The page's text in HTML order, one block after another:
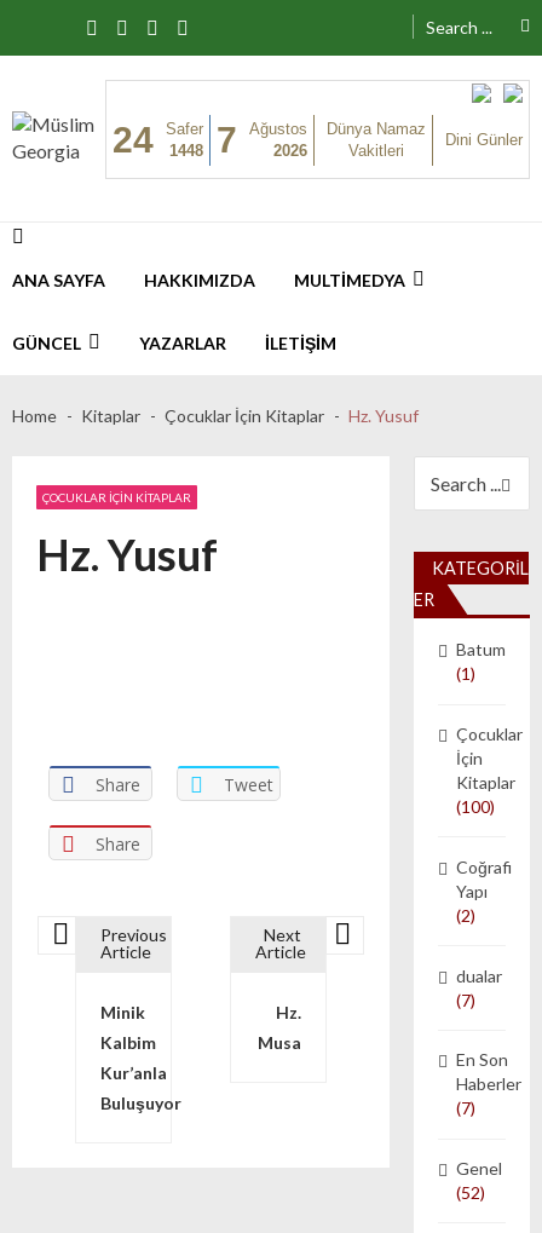
Search for:
Müslim Georgia
24
Safer
1448
7
Ağustos
2026
Dünya Namaz
Vakitleri
Dini Günler
ANA SAYFA HAKKIMIZDA MULTIMEDYA
GÜNCEL YAZARLAR İLETIŞIM
07/25/2019
Home Kitaplar Çocuklar İçin Kitaplar Hz. Yusuf
ÇOCUKLAR İÇIN KITAPLAR
Hz. Yusuf
Share Tweet
Share
Yazı dolaşımı
Previous
Article
Minik
Kalbim
Kur’anla
Buluşuyor
Next
Article
Hz.
Musa
KATEGORIL
ER
Batum
(1)
Çocuklar
İçin
Kitaplar
(100)
Coğrafi
Yapı
(2)
dualar
(7)
En Son
Haberler
(7)
Genel
(52)